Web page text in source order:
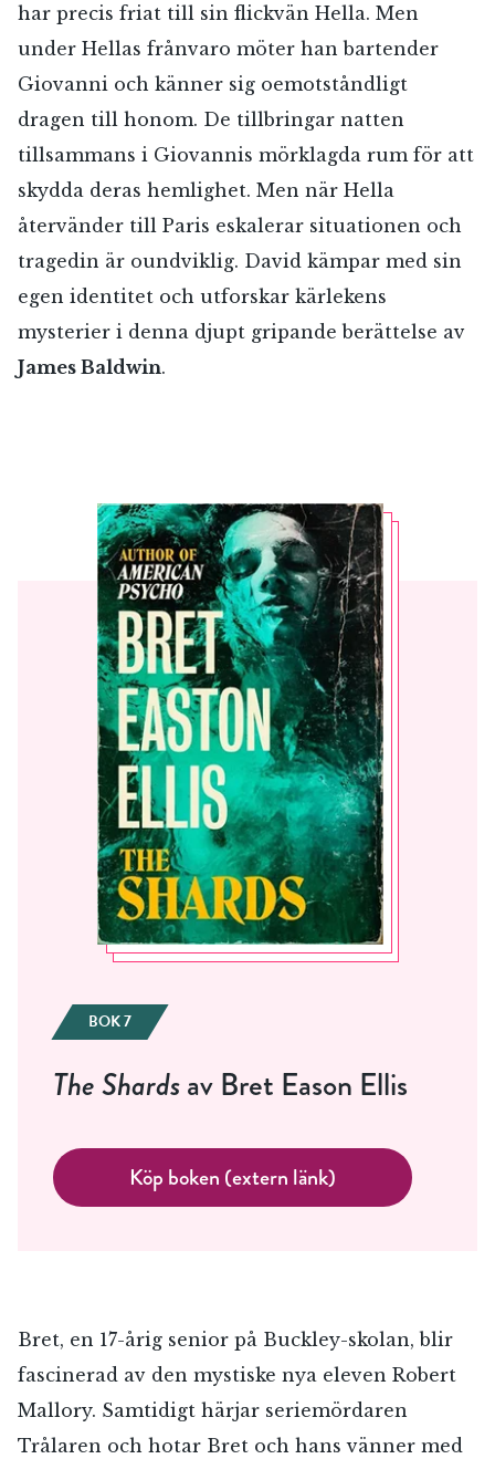
har precis friat till sin flickvän Hella. Men
under Hellas frånvaro möter han bartender
Giovanni och känner sig oemotståndligt
dragen till honom. De tillbringar natten
tillsammans i Giovannis mörklagda rum för att
skydda deras hemlighet. Men när Hella
återvänder till Paris eskalerar situationen och
tragedin är oundviklig. David kämpar med sin
egen identitet och utforskar kärlekens
mysterier i denna djupt gripande berättelse av
James Baldwin.
BOK 7
The Shardsav Bret Eason Ellis
Köp boken (extern länk)
Bret, en 17-årig senior på Buckley-skolan, blir
fascinerad av den mystiske nya eleven Robert
Mallory. Samtidigt härjar seriemördaren
Trålaren och hotar Bret och hans vänner med